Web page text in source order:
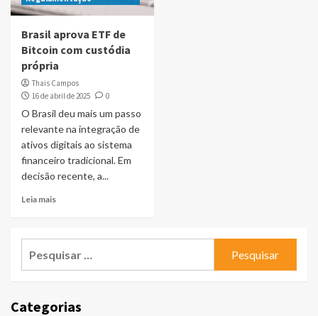
Brasil aprova ETF de
Bitcoin com custódia
própria
Thais Campos
16 de abril de 2025
0
O Brasil deu mais um passo
relevante na integração de
ativos digitais ao sistema
financeiro tradicional. Em
decisão recente, a...
Leia mais
Categorias